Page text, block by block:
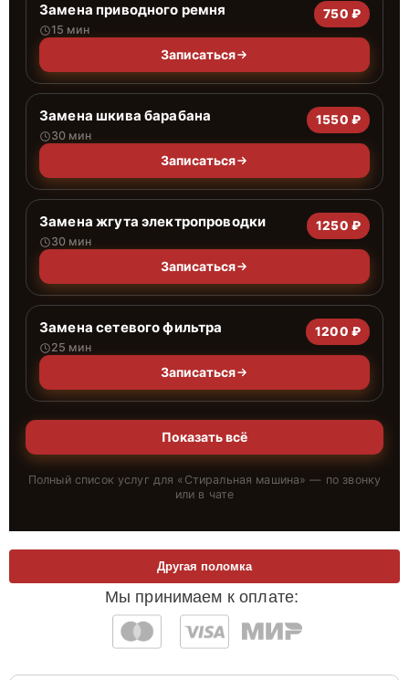
Замена приводного ремня
15 мин
750 ₽
Записаться
Замена шкива барабана
30 мин
1550 ₽
Записаться
Замена жгута электропроводки
30 мин
1250 ₽
Записаться
Замена сетевого фильтра
25 мин
1200 ₽
Записаться
Показать всё
Полный список услуг для « Стиральная машина» — по звонку
или в чате
Мы принимаем к оплате:
Другая поломка